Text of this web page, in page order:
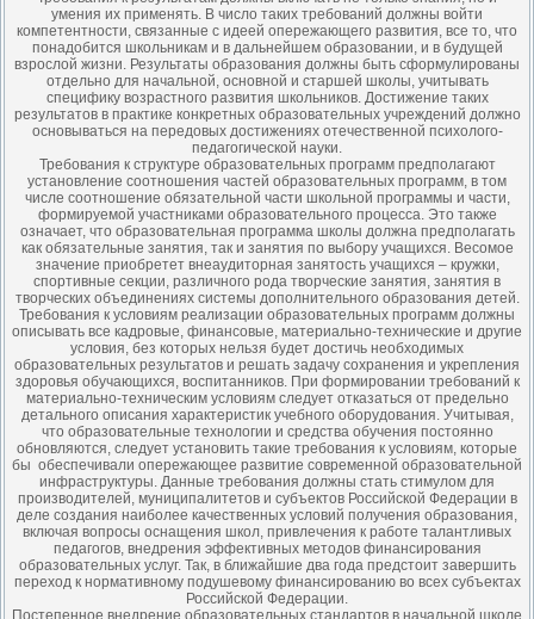
умения их применять. В число таких требований должны войти
компетентности, связанные с идеей опережающего развития, все то, что
понадобится школьникам и в дальнейшем образовании, и в будущей
взрослой жизни. Результаты образования должны быть сформулированы
отдельно для начальной, основной и старшей школы, учитывать
специфику возрастного развития школьников. Достижение таких
результатов в практике конкретных образовательных учреждений должно
основываться на передовых достижениях отечественной психолого-
педагогической науки.
Требования к структуре образовательных программ предполагают
установление соотношения частей образовательных программ, в том
числе соотношение обязательной части школьной программы и части,
формируемой участниками образовательного процесса. Это также
означает, что образовательная программа школы должна предполагать
как обязательные занятия, так и занятия по выбору учащихся. Весомое
значение приобретет внеаудиторная занятость учащихся – кружки,
спортивные секции, различного рода творческие занятия, занятия в
творческих объединениях системы дополнительного образования детей.
Требования к условиям реализации образовательных программ должны
описывать все кадровые, финансовые, материально-технические и другие
условия, без которых нельзя будет достичь необходимых
образовательных результатов и решать задачу сохранения и укрепления
здоровья обучающихся, воспитанников. При формировании требований к
материально-техническим условиям следует отказаться от предельно
детального описания характеристик учебного оборудования. Учитывая,
что образовательные технологии и средства обучения постоянно
обновляются, следует установить такие требования к условиям, которые
бы обеспечивали опережающее развитие современной образовательной
инфраструктуры. Данные требования должны стать стимулом для
производителей, муниципалитетов и субъектов Российской Федерации в
деле создания наиболее качественных условий получения образования,
включая вопросы оснащения школ, привлечения к работе талантливых
педагогов, внедрения эффективных методов финансирования
образовательных услуг. Так, в ближайшие два года предстоит завершить
переход к нормативному подушевому финансированию во всех субъектах
Российской Федерации.
Постепенное внедрение образовательных стандартов в начальной школе